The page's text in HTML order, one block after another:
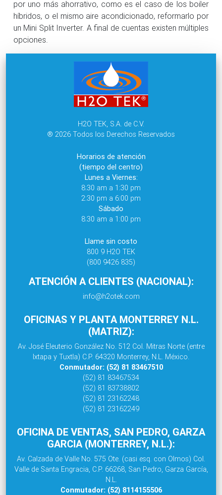
por uno más ahorrativo, como es el caso de los boiler
híbridos, o el mismo aire acondicionado, reformarlo por
un Mini Split Inverter. A final de cuentas existen múltiples
opciones.
H2O TEK, S.A. de C.V.
® 2026 Todos los Derechos Reservados
Horarios de atención
(tiempo del centro)
Lunes a Viernes:
8:30 am a 1:30 pm
2:30 pm a 6:00 pm
Sábado
8:30 am a 1:00 pm
Llame sin costo
800 9 H2O TEK
(800 9426 835)
ATENCIÓN A CLIENTES (NACIONAL):
info@h2otek.com
OFICINAS Y PLANTA MONTERREY N.L.
(MATRIZ):
Av. José Eleuterio González No. 512 Col. Mitras Norte (entre
Ixtapa y Tuxtla) C.P. 64320 Monterrey, N.L. México.
Conmutador: (52) 81 83467510
(52) 81 83467534
(52) 81 83738802
(52) 81 23162248
(52) 81 23162249
OFICINA DE VENTAS, SAN PEDRO, GARZA
GARCIA (MONTERREY, N.L.):
Av. Calzada de Valle No. 575 Ote. (casi esq. con Olmos) Col.
Valle de Santa Engracia, C.P. 66268, San Pedro, Garza García,
N.L.
Conmutador: (52) 8114155506